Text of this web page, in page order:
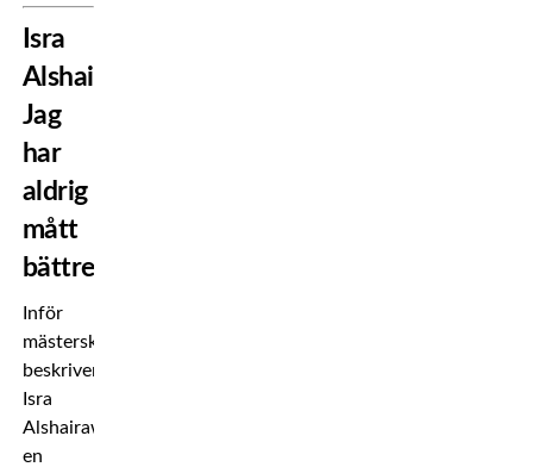
Isra
Alshairawi:
Jag
har
aldrig
mått
bättre
Inför
mästerskapet
beskriver
Isra
Alshairawi
en